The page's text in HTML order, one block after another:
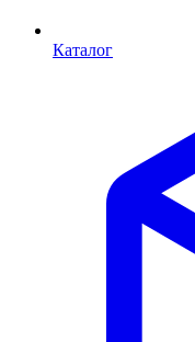
Каталог